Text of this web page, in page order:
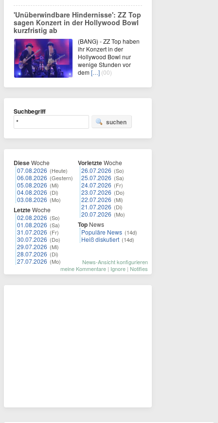
'Unüberwindbare Hindernisse': ZZ Top
sagen Konzert in der Hollywood Bowl
kurzfristig ab
(BANG) - ZZ Top haben
ihr Konzert in der
Hollywood Bowl nur
wenige Stunden vor
dem[…] (00)
Suchbegriff
suchen
DieseWoche
07.08.2026 (Heute)
06.08.2026 (Gestern)
05.08.2026 (Mi)
04.08.2026 (Di)
03.08.2026 (Mo)
LetzteWoche
02.08.2026 (So)
01.08.2026 (Sa)
31.07.2026 (Fr)
30.07.2026 (Do)
29.07.2026 (Mi)
28.07.2026 (Di)
27.07.2026 (Mo)
VorletzteWoche
26.07.2026 (So)
25.07.2026 (Sa)
24.07.2026 (Fr)
23.07.2026 (Do)
22.07.2026 (Mi)
21.07.2026 (Di)
20.07.2026 (Mo)
Top News
Populäre News (14d)
Heiß diskutiert (14d)
News-Ansicht konfigurieren
meine Kommentare | Ignore | Notifies